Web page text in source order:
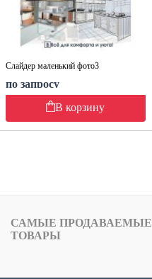
Слайдер маленький фото3
по запросу
В корзину
САМЫЕ ПРОДАВАЕМЫЕ
ТОВАРЫ